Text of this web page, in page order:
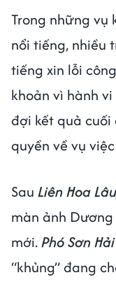
Trong những vụ
nổi tiếng, nhiều
tiếng xin lỗi
khoản vì hành
đợi kết quả
quyền về vụ
Sau Liên Hoa
màn ảnh
mới.Phó Sơn Hải
“khủng” đang